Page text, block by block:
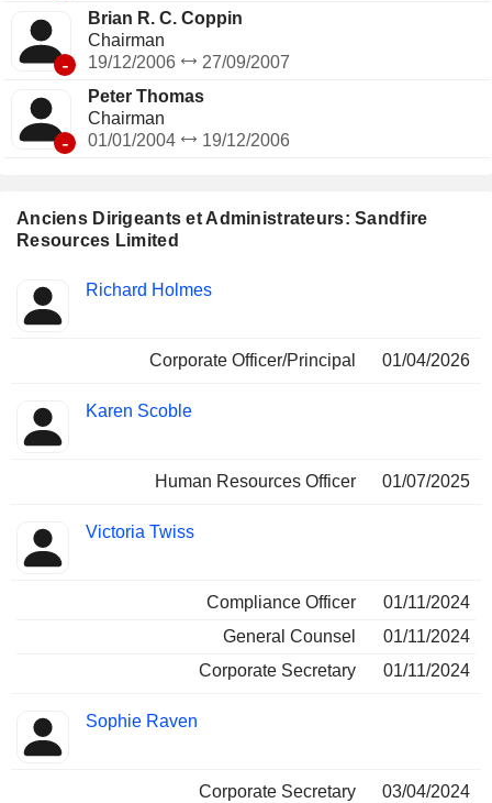
Anciens Dirigeants et Administrateurs: Sandfire
Resources Limited
Insider
Fonctions
Richard Holmes
Corporate Officer/Principal 01/04/2026
Karen Scoble
Human Resources Officer 01/07/2025
Victoria Twiss
Compliance Officer
01/11/2024
General Counsel
01/11/2024
Corporate Secretary
01/11/2024
Sophie Raven
Corporate Secretary 03/04/2024
-
Brian R. C. Coppin
Chairman
19/12/2006
27/09/2007
-
Peter Thomas
Chairman
01/01/2004
19/12/2006